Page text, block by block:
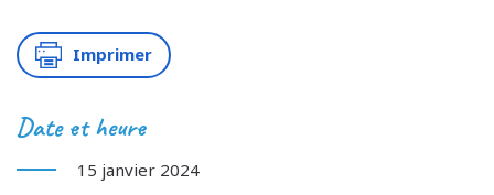
Imprimer
Date et heure
15 janvier 2024